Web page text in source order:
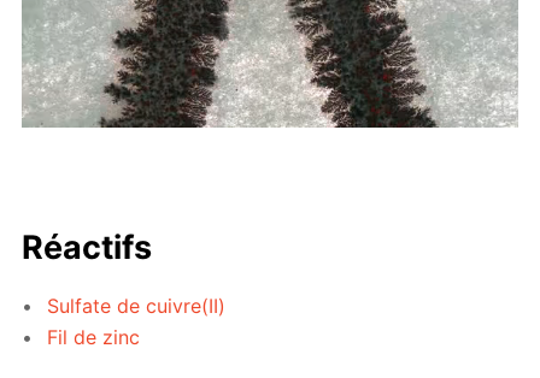
Réactifs
Sulfate de cuivre(II)
Fil de zinc